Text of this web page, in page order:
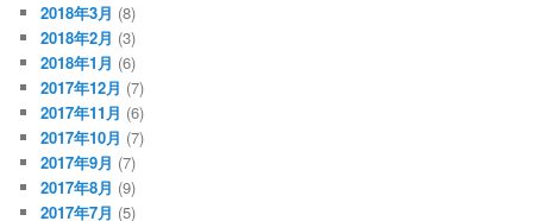
2018年3月 (8)
2018年2月 (3)
2018年1月 (6)
2017年12月 (7)
2017年11月 (6)
2017年10月 (7)
2017年9月 (7)
2017年8月 (9)
2017年7月 (5)